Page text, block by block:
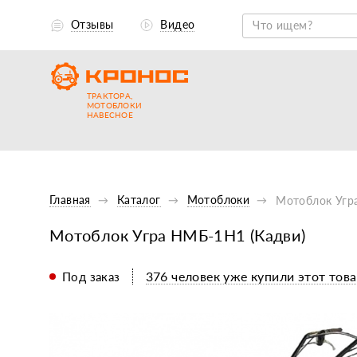
Отзывы Видео
ТРАКТОРА,
МОТОБЛОКИ
НАВЕСНОЕ
Главная Каталог Мотоблоки Мотоблок
Мотоблок Угра НМБ-1Н1 (Кадви)
Под заказ 376 человек уже купили этот